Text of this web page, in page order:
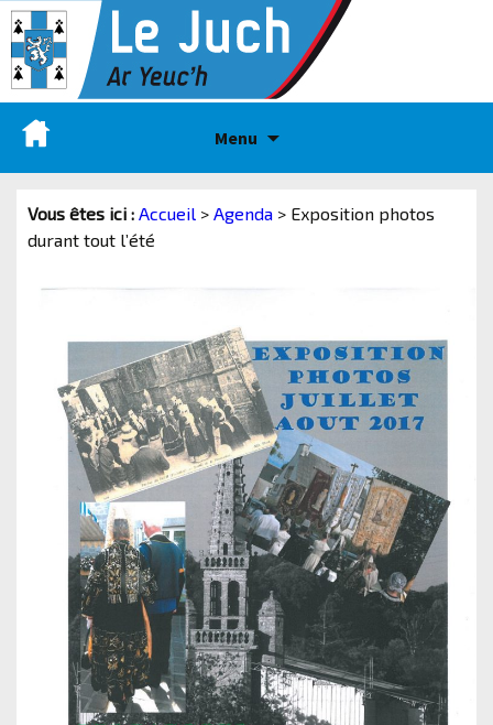
Menu
Vous êtes ici : Accueil > Agenda > Exposition photos
durant tout l’été